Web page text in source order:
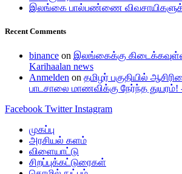
இலங்கை பால்பண்ணை
Recent Comments
binance on இலங்கைக்கு கிடைக்கவுள்ள
Karihaalan news
Anmelden on தமிழர் பகுதியில்
பாடசாலை மாணவிக்கு நேர்ந்த துயரம்! -
Facebook Twitter Instagram
முகப்பு
அரசியல் களம்
விளையாட்டு
சிறப்புக்கட்டுரைகள்